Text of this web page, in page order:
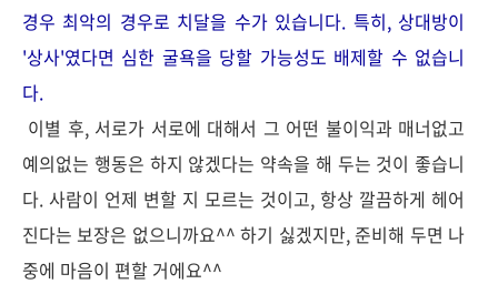
경우 최악의 경우로 치달을 수가 있습니다. 특히, 상대방이
'상사'였다면 심한 굴욕을 당할 가능성도 배제할 수 없습니
다.
이별 후, 서로가 서로에 대해서 그 어떤 불이익과 매너없고
예의없는 행동은 하지 않겠다는 약속을 해 두는 것이 좋습니
다. 사람이 언제 변할 지 모르는 것이고, 항상 깔끔하게 헤어
진다는 보장은 없으니까요^^ 하기 싫겠지만, 준비해 두면 나
중에 마음이 편할 거에요^^